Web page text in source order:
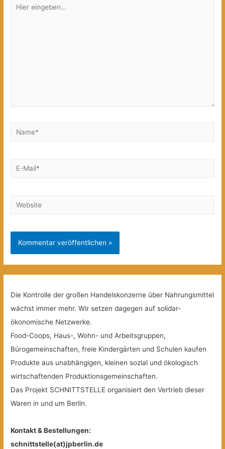
eingeben…
Name*
E-
Website
Die Kontrolle der großen Handelskonzerne über Nahrungsmittel
wächst immer mehr. Wir setzen dagegen auf solidar-
ökonomische Netzwerke.
Food-Coops, Haus-, Wohn- und Arbeitsgruppen,
Bürogemeinschaften, freie Kindergärten und Schulen kaufen
Produkte aus unabhängigen, kleinen sozial und ökologisch
wirtschaftenden Produktionsgemeinschaften.
Das Projekt SCHNITTSTELLE organisiert den Vertrieb dieser
Waren in und um Berlin.
Kontakt & Bestellungen:
schnittstelle(at)jpberlin.de